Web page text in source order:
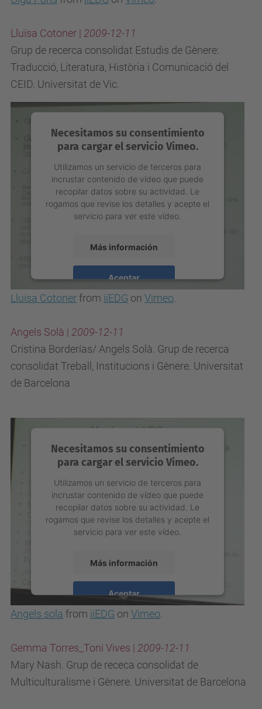
Lluïsa Cotoner | 2009-12-11
Grup de recerca consolidat Estudis de Gènere:
Traducció, Literatura, Història i Comunicació del
CEID. Universitat de Vic
Necesitamos su consentimiento
para cargar el servicio Vimeo.
Utilizamos un servicio de terceros para
incrustar contenido de vídeo que puede
recopilar datos sobre su actividad. Le
rogamos que revise los detalles y acepte el
servicio para ver este vídeo.
Más información
Aceptar
powered byUsercentrics Consent
Lluisa Cotonerfrom iiEDG on Vimeo
Angels Solà | 2009-12-11
Cristina Borderías/ Angels Solà. Grup de recerca
consolidat Treball, Institucions i Gènere. Universitat
de Barcelona
Necesitamos su consentimiento
para cargar el servicio Vimeo.
Utilizamos un servicio de terceros para
incrustar contenido de vídeo que puede
recopilar datos sobre su actividad. Le
rogamos que revise los detalles y acepte el
servicio para ver este vídeo.
Más información
Aceptar
powered byUsercentrics Consent
Angels sola from iiEDG on Vimeo
Gemma Torres_Toni Vives | 2009-12-11
Mary Nash. Grup de receca consolidat de
Multiculturalisme i Gènere. Universitat de Barcelona